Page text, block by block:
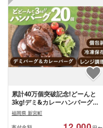
累計40万個突破記念!どーんと
3kg!デミ&カレーハンバーグセ
ット[150g×20個][訳あり][北海
道・沖縄・離島へ配送不可]
福岡県 新宮町